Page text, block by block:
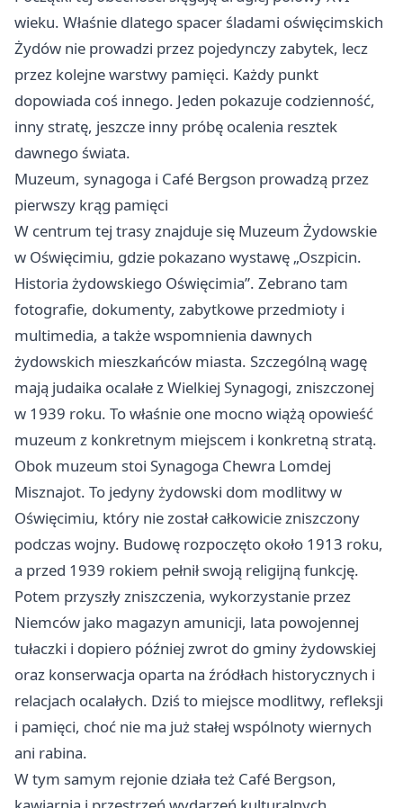
wieku. Właśnie dlatego spacer śladami oświęcimskich
Żydów nie prowadzi przez pojedynczy zabytek, lecz
przez kolejne warstwy pamięci. Każdy punkt
dopowiada coś innego. Jeden pokazuje codzienność,
inny stratę, jeszcze inny próbę ocalenia resztek
dawnego świata.
Muzeum, synagoga i Café Bergson prowadzą przez
pierwszy krąg pamięci
W centrum tej trasy znajduje się Muzeum Żydowskie
w Oświęcimiu, gdzie pokazano wystawę „Oszpicin.
Historia żydowskiego Oświęcimia”. Zebrano tam
fotografie, dokumenty, zabytkowe przedmioty i
multimedia, a także wspomnienia dawnych
żydowskich mieszkańców miasta. Szczególną wagę
mają judaika ocalałe z Wielkiej Synagogi, zniszczonej
w 1939 roku. To właśnie one mocno wiążą opowieść
muzeum z konkretnym miejscem i konkretną stratą.
Obok muzeum stoi Synagoga Chewra Lomdej
Misznajot. To jedyny żydowski dom modlitwy w
Oświęcimiu, który nie został całkowicie zniszczony
podczas wojny. Budowę rozpoczęto około 1913 roku,
a przed 1939 rokiem pełnił swoją religijną funkcję.
Potem przyszły zniszczenia, wykorzystanie przez
Niemców jako magazyn amunicji, lata powojennej
tułaczki i dopiero później zwrot do gminy żydowskiej
oraz konserwacja oparta na źródłach historycznych i
relacjach ocalałych. Dziś to miejsce modlitwy, refleksji
i pamięci, choć nie ma już stałej wspólnoty wiernych
ani rabina.
W tym samym rejonie działa też Café Bergson,